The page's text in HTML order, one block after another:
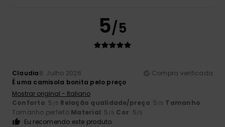
5/5
Claudia8. Julho 2026
Compra verificada
É uma camisola bonita pelo preço
Mostrar original - Italiano
Conforto: 5 /5 Relação qualidade/preço: 5 /5 Tamanho:
Tamanho perfeito Material: 5 /5 Cor: 5/5
Eu recomendo este produto